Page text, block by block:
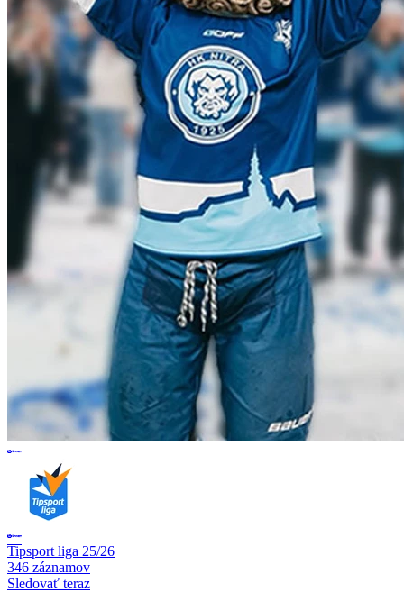
Tipsport liga 25/26
346 záznamov
Sledovať teraz